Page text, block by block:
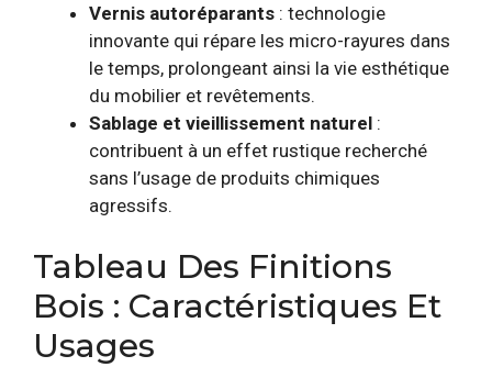
Vernis autoréparants : technologie
innovante qui répare les micro-rayures dans
le temps, prolongeant ainsi la vie esthétique
du mobilier et revêtements.
Sablage et vieillissement naturel :
contribuent à un effet rustique recherché
sans l’usage de produits chimiques
agressifs.
Tableau Des Finitions
Bois : Caractéristiques Et
Usages